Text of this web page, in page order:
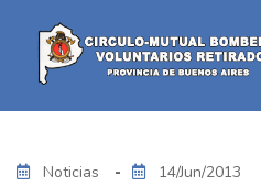
Noticias 14/Jun/2013